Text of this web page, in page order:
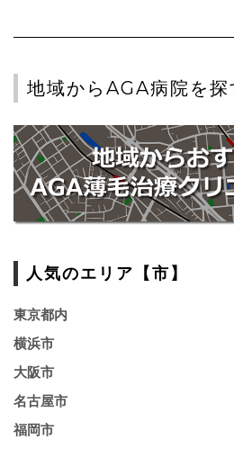
地域からAGA病院を探
人気のエリア【市】
東京都内
横浜市
大阪市
名古屋市
福岡市